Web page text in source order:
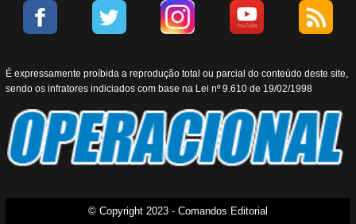
É expressamente proíbida a reprodução total ou parcial do conteúdo deste site,
sendo os infratores indiciados com base na Lei nº 9.610 de 19/02/1998
© Copyright 2023 - Comandos Editorial